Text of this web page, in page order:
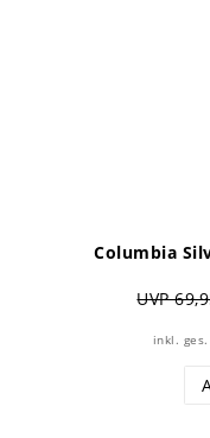
Columbia
UVP
inkl. ges.